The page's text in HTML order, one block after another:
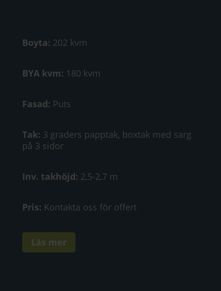
Boyta: 202 kvm
BYA kvm: 180 kvm
Fasad: Puts
Tak: 3 graders papptak, boxtak med sarg
på 3 sidor
Inv. takhöjd: 2,5-2,7 m
Pris: Kontakta oss för offert
Läs mer